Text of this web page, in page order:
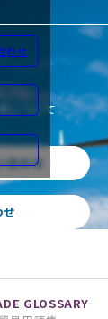
わせ
について
合わせ